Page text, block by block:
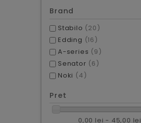
Brand
Stabilo (20)
Edding (16)
A-series (9)
Senator (6)
Noki (4)
Pret
0,00 lei - 45,00 lei